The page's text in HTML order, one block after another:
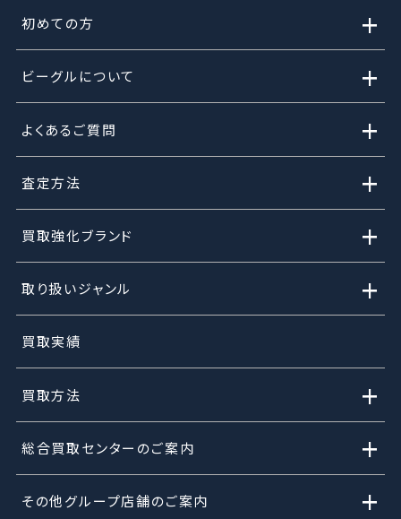
初めての方 +
ビーグルについて +
よくあるご質問 +
査定方法 +
買取強化ブランド +
取り扱いジャンル +
買取実績
買取方法 +
総合買取センターのご案内 +
その他グループ店舗のご案内 +